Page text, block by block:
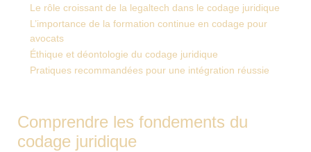
Le rôle croissant de la legaltech dans le codage juridique
L’importance de la formation continue en codage pour
avocats
Éthique et déontologie du codage juridique
Pratiques recommandées pour une intégration réussie
Comprendre les fondements du
codage juridique